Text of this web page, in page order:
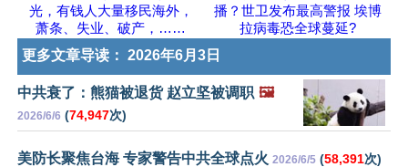
光，有钱人大量移民海外，
萧条、失业、破产，……
播？世卫发布最高警报 埃博
拉病毒恐全球蔓延?
更多文章导读： 2026年6月3日
中共衰了：熊猫被退货 赵立坚被调职 🖼️
2026/6/6 (74,947次)
美防长聚焦台海 专家警告中共全球点火 2026/6/5 (58,391次)